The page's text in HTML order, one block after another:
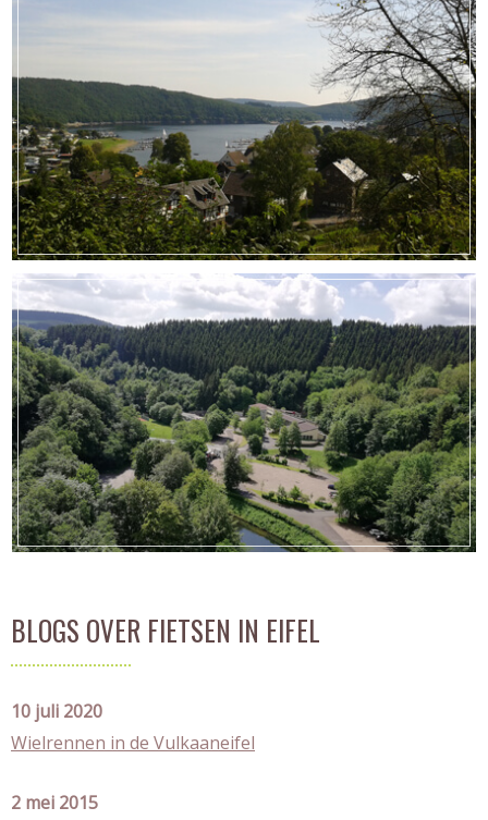
BLOGS OVER FIETSEN IN EIFEL
10 juli 2020
Wielrennen in de Vulkaaneifel
2 mei 2015